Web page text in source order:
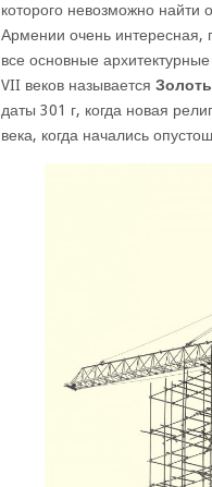
которого невозможно найти
Армении очень интересная,
все основные
VII веков называется
даты 301 г, когда новая
века, когда начались